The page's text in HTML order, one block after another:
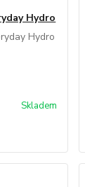
Hydro
Hydro
Skladem